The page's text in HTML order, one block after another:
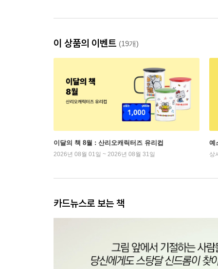
이 상품의 이벤트 (19개)
이달의 책 8월 : 산리오캐릭터즈 유리컵
2026년 08월 01일 ~ 2026년 08월 31일
예
상
카드뉴스로 보는 책